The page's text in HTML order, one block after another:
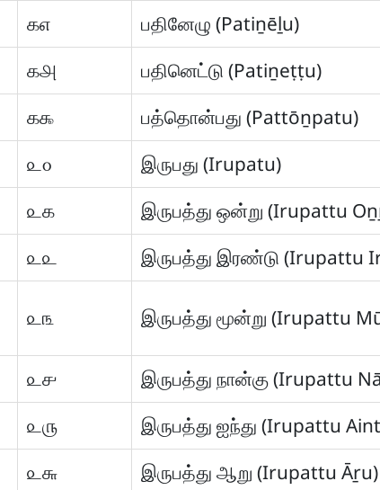
௧௭
பதினேழு (Patiṉēḻu)
௧௮
பதினெட்டு (Patiṉeṭṭu)
௧௯
பத்தொன்பது (Pattōṉpatu)
௨௦
இருபது (Irupatu)
௨௧
இருபத்து ஒன்று (Irupattu
௨௨
இருபத்து இரண்டு (Irupattu
௨௩ இருபத்து மூன்று (Irupattu
௨௪
இருபத்து நான்கு (Irupattu
௨௫
இருபத்து ஐந்து (Irupattu
௨௬
இருபத்து ஆறு (Irupattu Āṟu)